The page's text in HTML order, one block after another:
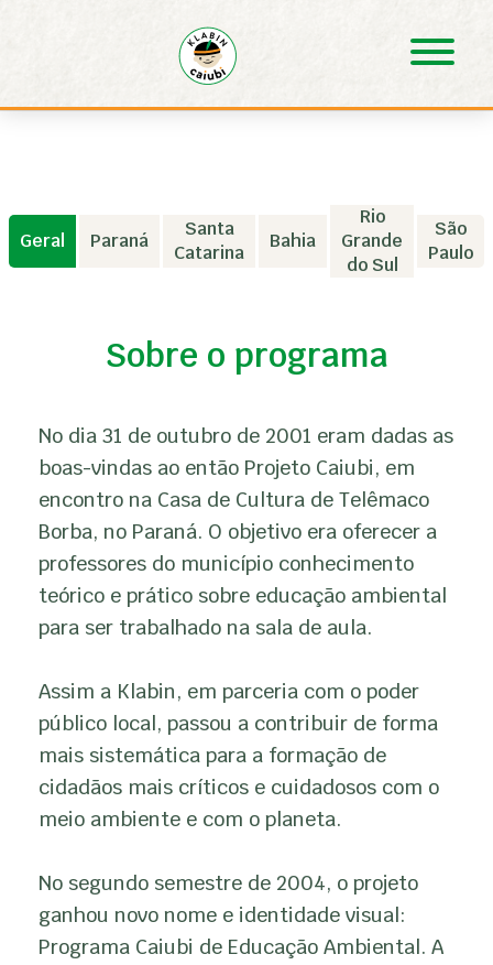
Geral Paraná
Santa
Catarina
Bahia
Rio
Grande
do Sul
São
Paulo
Sobre o programa
No dia 31 de outubro de 2001 eram dadas as
boas-vindas ao então Projeto Caiubi, em
encontro na Casa de Cultura de Telêmaco
Borba, no Paraná. O objetivo era oferecer a
professores do município conhecimento
teórico e prático sobre educação ambiental
para ser trabalhado na sala de aula.
Assim a Klabin, em parceria com o poder
público local, passou a contribuir de forma
mais sistemática para a formação de
cidadãos mais críticos e cuidadosos com o
meio ambiente e com o planeta.
No segundo semestre de 2004, o projeto
ganhou novo nome e identidade visual:
Programa Caiubi de Educação Ambiental. A